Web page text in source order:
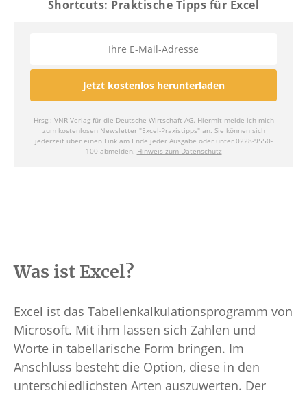
Was ist Excel?
Excel ist das Tabellenkalkulationsprogramm von
Microsoft. Mit ihm lassen sich Zahlen und
Worte in tabellarische Form bringen. Im
Anschluss besteht die Option, diese in den
unterschiedlichsten Arten auszuwerten. Der